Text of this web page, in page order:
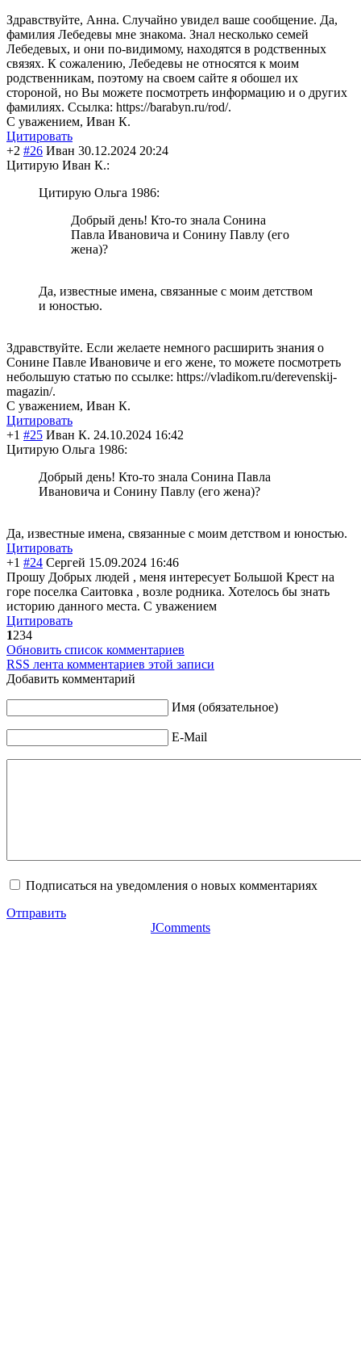
Здравствуйте, Анна. Случайно увидел ваше сообщение. Да,
фамилия Лебедевы мне знакома. Знал несколько семей
Лебедевых, и они по-видимому, находятся в родственных
связях. К сожалению, Лебедевы не относятся к моим
родственникам, поэтому на своем сайте я обошел их
стороной, но Вы можете посмотреть информацию и о других
фамилиях. Ссылка: https://barabyn.ru/rod/.
С уважением, Иван К.
Цитировать
+2 #26 Иван 30.12.2024 20:24
Цитирую Иван К.:
Цитирую Ольга 1986:
Добрый день! Кто-то знала Сонина
Павла Ивановича и Сонину Павлу (его
жена)?
Да, известные имена, связанные с моим детством
и юностью.
Здравствуйте. Если желаете немного расширить знания о
Сонине Павле Ивановиче и его жене, то можете посмотреть
небольшую статью по ссылке: https://vladikom.ru/derevenskij-
magazin/.
С уважением, Иван К.
Цитировать
+1 #25 Иван К. 24.10.2024 16:42
Цитирую Ольга 1986:
Добрый день! Кто-то знала Сонина Павла
Ивановича и Сонину Павлу (его жена)?
Да, известные имена, связанные с моим детством и юностью.
Цитировать
+1 #24 Сергей 15.09.2024 16:46
Прошу Добрых людей , меня интересует Большой Крест на
горе поселка Саитовка , возле родника. Хотелось бы знать
историю данного места. С уважением
Цитировать
1234
Обновить список комментариев
RSS лента комментариев этой записи
Добавить комментарий
Имя (обязательное)
E-Mail
Подписаться на уведомления о новых комментариях
Отправить
JComments